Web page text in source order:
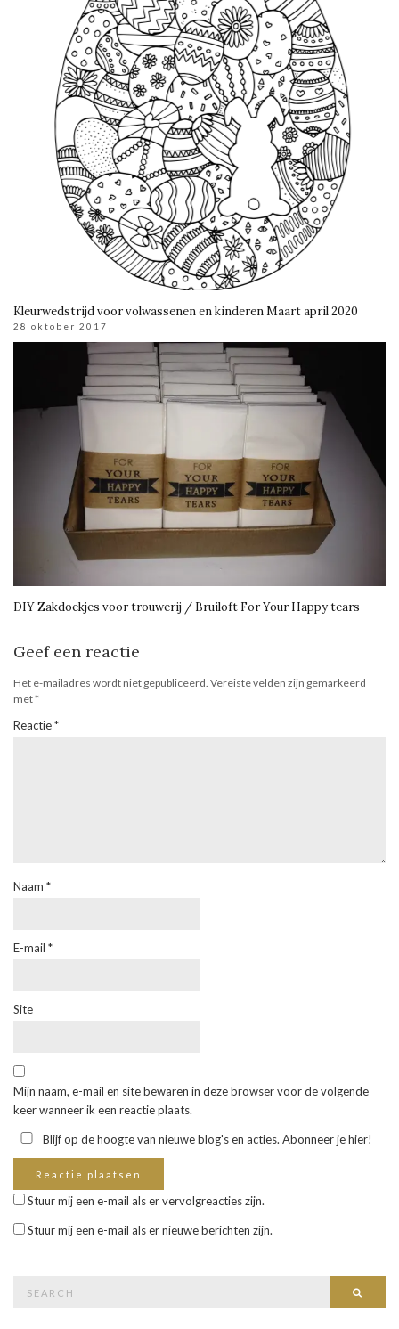
Kleurwedstrijd voor volwassenen en kinderen Maart april 2020
28 oktober 2017
DIY Zakdoekjes voor trouwerij / Bruiloft For Your Happy tears
Geef een reactie
Het e-mailadres wordt niet gepubliceerd. Vereiste velden zijn gemarkeerd
met*
Reactie*
Naam *
E-mail *
Site
Mijn naam, e-mail en site bewaren in deze browser voor de volgende
keer wanneer ik een reactie plaats.
Blijf op de hoogte van nieuwe blog's en acties. Abonneer je hier!
Stuur mij een e-mail als er vervolgreacties zijn.
Stuur mij een e-mail als er nieuwe berichten zijn.